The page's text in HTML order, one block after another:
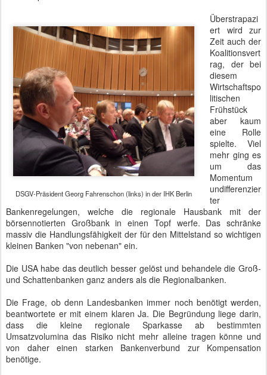
DSGV-Präsident Georg Fahrenschon (links) in der IHK Berlin
Überstrapazi
ert wird zur
Zeit auch der
Koalitionsvert
rag, der bei
diesem
Wirtschaftspo
litischen
Frühstück
aber kaum
eine Rolle
spielte. Viel
mehr ging es
um das
Momentum
undifferenzier
ter
Bankenregelungen, welche die regionale Hausbank mit der
börsennotierten Großbank in einen Topf werfe. Das schränke
massiv die Handlungsfähigkeit der für den Mittelstand so wichtigen
kleinen Banken "von nebenan" ein.
Die USA habe das deutlich besser gelöst und behandele die Groß-
und Schattenbanken ganz anders als die Regionalbanken.
Die Frage, ob denn Landesbanken immer noch benötigt werden,
beantwortete er mit einem klaren Ja. Die Begründung liege darin,
dass die kleine regionale Sparkasse ab bestimmten
Umsatzvolumina das Risiko nicht mehr alleine tragen könne und
von daher einen starken Bankenverbund zur Kompensation
benötige.